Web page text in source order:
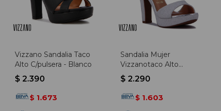
Vizzano Sandalia Taco
Alto C/pulsera - Blanco
$ 2.390
$ 1.673
Sandalia Mujer
Vizzanotaco Alto
Brillosas - Plata
$ 2.290
$ 1.603